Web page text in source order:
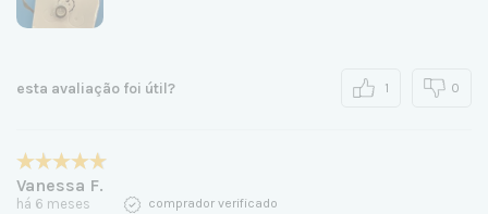
esta avaliação foi útil? 1 0
Vanessa F.
há 6 meses comprador verificado